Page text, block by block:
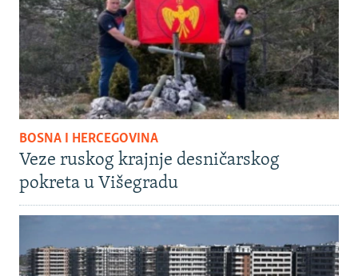
BOSNA I HERCEGOVINA
Veze ruskog krajnje desničarskog
pokreta u Višegradu